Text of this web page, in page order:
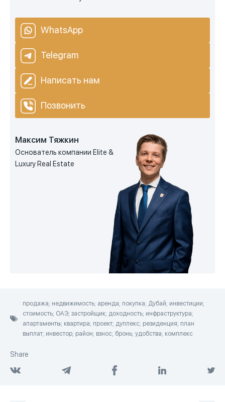
WhatsApp
Telegram
Написать нам
Позвонить
Максим Тяжкин
Основатель компании Elite &
Luxury Real Estate
продажа; недвижимость; аренда; покупка; Дубай; инвестиции;
стоимость; ОАЭ; застройщик; доходность; инфраструктура;
апартаменты; квартира; проект; дуплекс; резиденция; план
выплат; инвестор; район; взнос; бронь; удобства; комплекс
Share